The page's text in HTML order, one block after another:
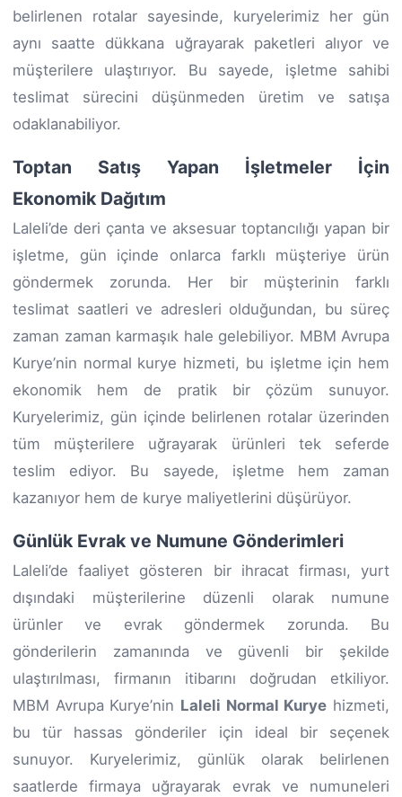
belirlenen rotalar sayesinde, kuryelerimiz her gün
aynı saatte dükkana uğrayarak paketleri alıyor ve
müşterilere ulaştırıyor. Bu sayede, işletme sahibi
teslimat sürecini düşünmeden üretim ve satışa
odaklanabiliyor.
Toptan Satış Yapan İşletmeler İçin
Ekonomik Dağıtım
Laleli’de deri çanta ve aksesuar toptancılığı yapan bir
işletme, gün içinde onlarca farklı müşteriye ürün
göndermek zorunda. Her bir müşterinin farklı
teslimat saatleri ve adresleri olduğundan, bu süreç
zaman zaman karmaşık hale gelebiliyor. MBM Avrupa
Kurye’nin normal kurye hizmeti, bu işletme için hem
ekonomik hem de pratik bir çözüm sunuyor.
Kuryelerimiz, gün içinde belirlenen rotalar üzerinden
tüm müşterilere uğrayarak ürünleri tek seferde
teslim ediyor. Bu sayede, işletme hem zaman
kazanıyor hem de kurye maliyetlerini düşürüyor.
Günlük Evrak ve Numune Gönderimleri
Laleli’de faaliyet gösteren bir ihracat firması, yurt
dışındaki müşterilerine düzenli olarak numune
ürünler ve evrak göndermek zorunda. Bu
gönderilerin zamanında ve güvenli bir şekilde
ulaştırılması, firmanın itibarını doğrudan etkiliyor.
MBM Avrupa Kurye’nin Laleli Normal Kurye hizmeti,
bu tür hassas gönderiler için ideal bir seçenek
sunuyor. Kuryelerimiz, günlük olarak belirlenen
saatlerde firmaya uğrayarak evrak ve numuneleri